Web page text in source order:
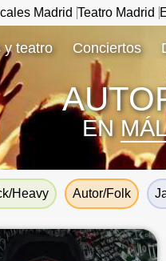
Madrid Teatro Madrid
y teatro Conciertos
EN
Heavy Autor/Folk